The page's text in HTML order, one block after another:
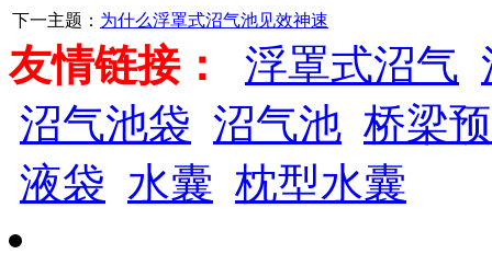
下一主题： 为什么浮罩式沼气池见效神速
友情链接： 浮罩式沼气
沼气池袋 沼气池 桥梁
液袋 水囊 枕型水囊